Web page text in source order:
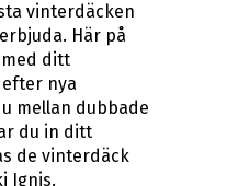
vinterdäcken
Här på
med ditt
nya
mellan dubbade
du in ditt
de vinterdäck
Ignis.